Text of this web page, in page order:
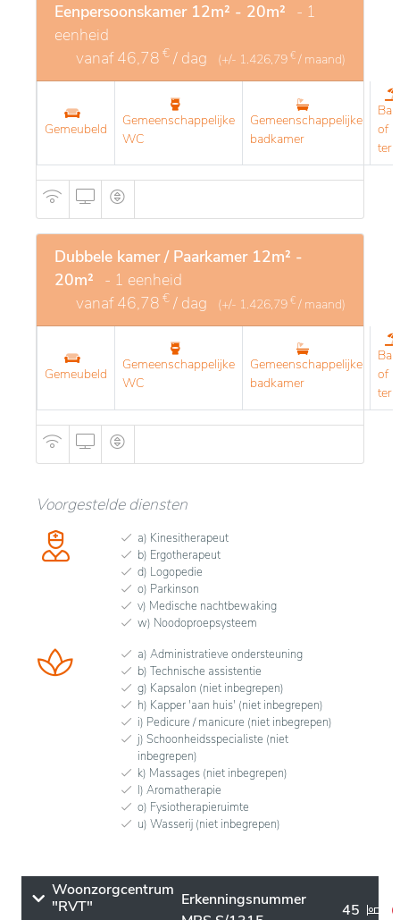
Eenpersoonskamer 12m² - 20m² - 1
eenheid
vanaf46,78 € / dag (+/- 1.426,79 € / maand)
Gemeubeld
Gemeenschappelijke
WC
Gemeenschappelijke
badkamer
of
Dubbele kamer / Paarkamer 12m² -
20m² - 1 eenheid
vanaf46,78 € / dag (+/- 1.426,79 € / maand)
Gemeubeld
Gemeenschappelijke
WC
Gemeenschappelijke
badkamer
of
Voorgestelde diensten
a) Kinesitherapeut
b) Ergotherapeut
d) Logopedie
o) Parkinson
v) Medische nachtbewaking
w) Noodoproepsysteem
a) Administratieve ondersteuning
b) Technische assistentie
g) Kapsalon (niet inbegrepen)
h) Kapper 'aan huis' (niet inbegrepen)
i) Pedicure / manicure (niet inbegrepen)
j) Schoonheidsspecialiste (niet
inbegrepen)
k) Massages (niet inbegrepen)
l) Aromatherapie
o) Fysiotherapieruimte
u) Wasserij (niet inbegrepen)
Woonzorgcentrum
"RVT"
Erkenningsnummer
45